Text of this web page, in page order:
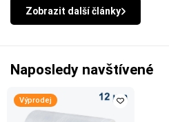
Zobrazit další články
Naposledy navštívené
Výprodej